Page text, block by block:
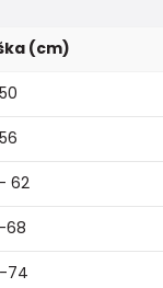
(cm)
62
68
74